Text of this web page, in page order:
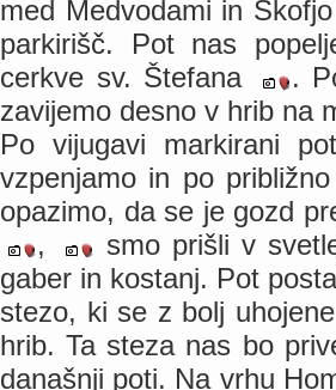
med Medvodami in
parkirišč. Pot nas
cerkve sv. Štefana
.
zavijemo desno v hrib na
Po vijugavi markirani
vzpenjamo in po
opazimo, da se je gozd
,
smo prišli v
gaber in kostanj. Pot
stezo, ki se z bolj
hrib. Ta steza nas bo
današnji poti. Na vrhu